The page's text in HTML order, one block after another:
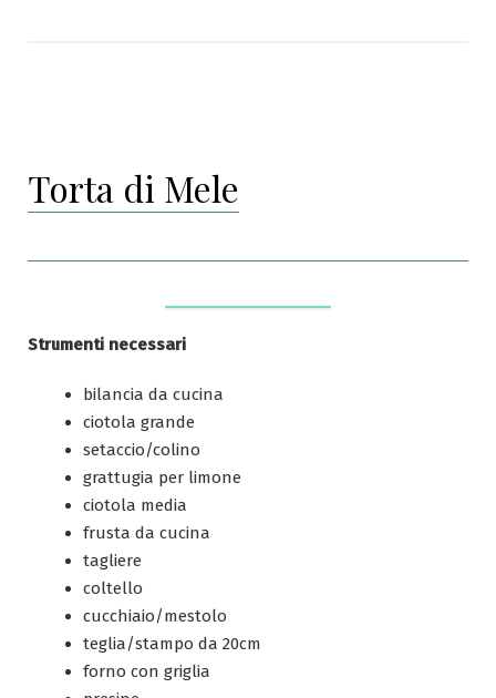
Torta di Mele
Strumenti necessari
bilancia da cucina
ciotola grande
setaccio/colino
grattugia per limone
ciotola media
frusta da cucina
tagliere
coltello
cucchiaio/mestolo
teglia/stampo da 20cm
forno con griglia